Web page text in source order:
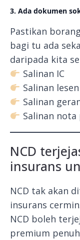
3. Ada dokumen
Pastikan
bagi tu ada
daripada kita
Salinan IC
Salinan
Salinan
Salinan
NCD
insurans
NCD tak akan
insurans
NCD boleh
premium